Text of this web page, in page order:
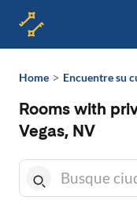
Home > Encuentre su
Rooms with
Vegas, NV